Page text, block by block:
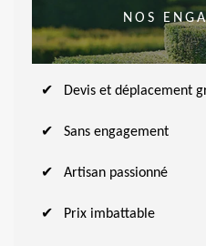
NOS
Devis et déplacement
Sans engagement
Artisan passionné
Prix imbattable